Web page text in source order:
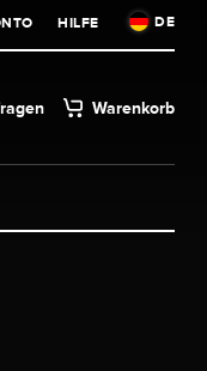
HILFE DE
Warenkorb